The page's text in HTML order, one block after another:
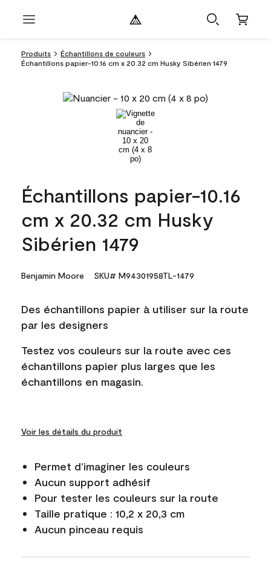
Produits
Échantillons de couleurs
Échantillons papier-10.16 cm x 20.32 cm Husky Sibérien 1479
Échantillons papier-10.16
cm x 20.32 cm Husky
Sibérien 1479
Benjamin Moore SKU# M94301958TL-1479
Des échantillons papier à utiliser sur la route
par les designers
Testez vos couleurs sur la route avec ces
échantillons papier plus larges que les
échantillons en magasin.
Voir les détails du produit
Permet d’imaginer les couleurs
Aucun support adhésif
Pour tester les couleurs sur la route
Taille pratique : 10,2 x 20,3 cm
Aucun pinceau requis